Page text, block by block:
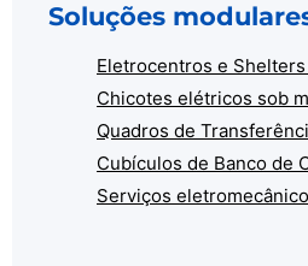
Soluções
Eletrocentros e
Chicotes elétricos sob
Quadros de
Cubículos de Banco de
Serviços